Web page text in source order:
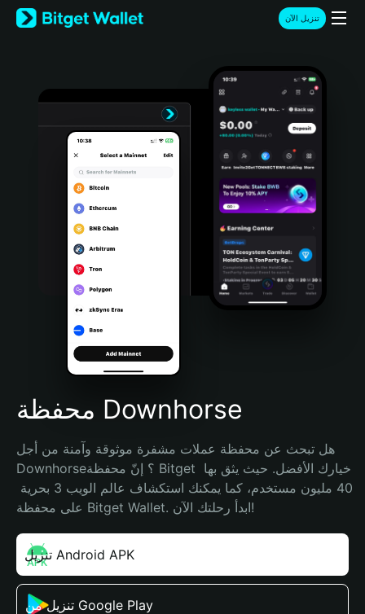
English
日本語
Türkçe
Português (Portugal)
Bahasa Indonesia
Português (Brasil)
Español (Argentina)
تنزيل الآن
محفظة Downhorse
هل تبحث عن محفظة عملات مشفرة موثوقة وآمنة من أجل
Downhorse؟ إنّ محفظة Bitget خيارك الأفضل. حيث يثق بها
على محفظة Bitget Wallet. ابدأ رحلتك الآن!
تنزيل Android APK
تنزيل من Google Play